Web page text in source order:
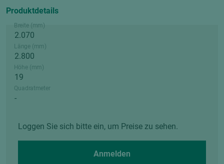
Produktdetails
Breite (mm)
Länge (mm)
Höhe (mm)
Quadratmeter
Loggen Sie sich bitte ein, um Preise zu sehen.
Anmelden